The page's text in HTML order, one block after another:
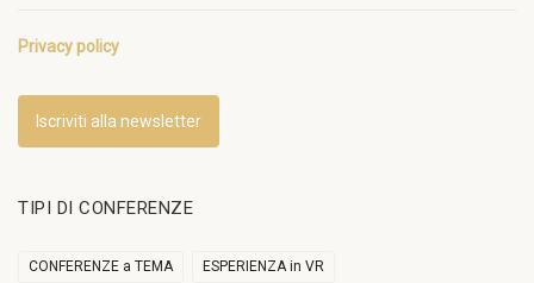
Privacy policy
Iscriviti alla newsletter
TIPI DI CONFERENZE
CONFERENZE a TEMA ESPERIENZA in VR